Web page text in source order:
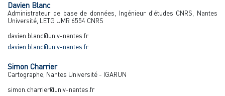
Davien Blanc
Administrateur de base de données, Ingénieur d'études CNRS, Nantes
Université, LETG UMR 6554 CNRS
davien.blanc@univ-nantes.fr
davien.blanc@univ-nantes.fr
Simon Charrier
Cartographe, Nantes Université - IGARUN
simon.charrier@univ-nantes.fr